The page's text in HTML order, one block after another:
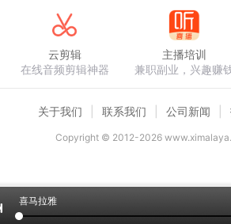
喜马拉雅
云剪辑
在线音频剪辑神器
主播培训
兼职副业，兴趣赚
关于我们 联系我们 公司新闻
Copyright © 2012-2026